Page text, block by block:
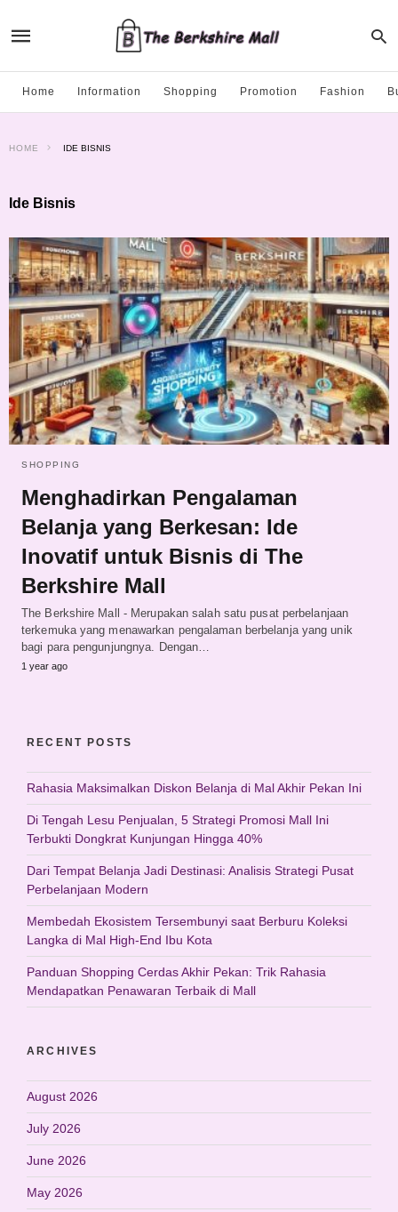
Home Information Shopping Promotion Fashion
HOME IDE BISNIS
Ide Bisnis
SHOPPING
Menghadirkan Pengalaman
Belanja yang Berkesan: Ide
Inovatif untuk Bisnis di The
Berkshire Mall
The Berkshire Mall - Merupakan salah satu pusat perbelanjaan
terkemuka yang menawarkan pengalaman berbelanja yang unik
bagi para pengunjungnya. Dengan…
1 year ago
RECENT POSTS
Rahasia Maksimalkan Diskon Belanja di Mal Akhir Pekan Ini
Di Tengah Lesu Penjualan, 5 Strategi Promosi Mall Ini
Terbukti Dongkrat Kunjungan Hingga 40%
Dari Tempat Belanja Jadi Destinasi: Analisis Strategi Pusat
Perbelanjaan Modern
Membedah Ekosistem Tersembunyi saat Berburu Koleksi
Langka di Mal High-End Ibu Kota
Panduan Shopping Cerdas Akhir Pekan: Trik Rahasia
Mendapatkan Penawaran Terbaik di Mall
ARCHIVES
August 2026
July 2026
June 2026
May 2026